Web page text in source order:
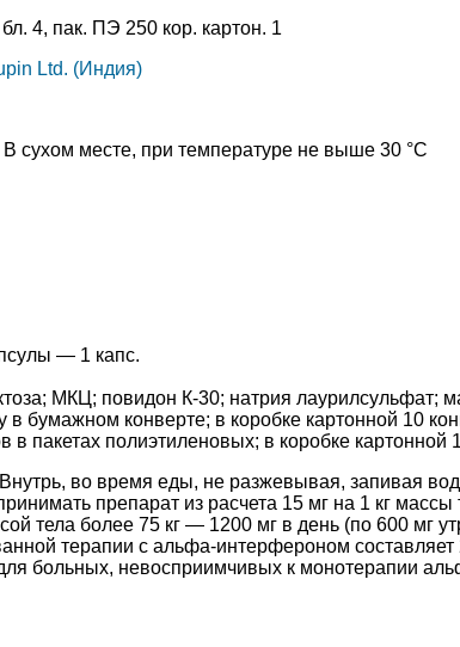
бл. 4, пак. ПЭ 250 кор. картон. 1
Ltd. (Индия)
сухом месте, при температуре не выше 30 °C
— 1 капс.
МКЦ; повидон К-30; натрия лаурилсульфат;
в бумажном конверте; в коробке картонной 10
в пакетах полиэтиленовых; в коробке картонной 1
Внутрь, во время еды, не разжевывая, запивая
препарат из расчета 15 мг на 1 кг
тела более 75 кг — 1200 мг в день (по 600 мг
терапии с альфа-интерфероном
больных, невосприимчивых к монотерапии